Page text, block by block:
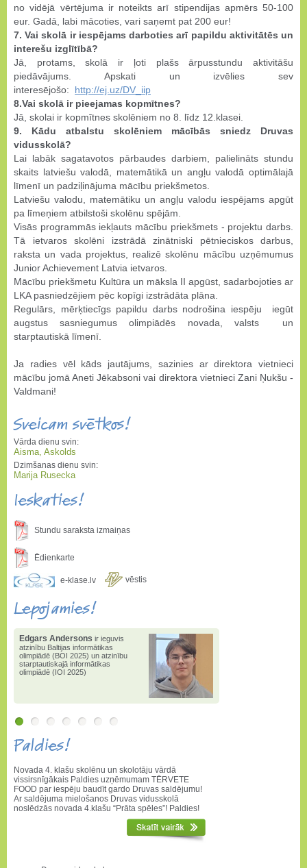
no vidējā vērtējuma ir noteikts arī stipendijas apmērs 50-100
eur. Gadā, labi mācoties, vari saņemt pat 200 eur!
7. Vai skolā ir iespējams darboties arī papildu aktivitātēs un
interešu izglītībā?
Jā, protams, skolā ir ļoti plašs ārpusstundu aktivitāšu
piedāvājums. Apskati un izvēlies sev
interesējošo: http://ej.uz/DV_iip
8.Vai skolā ir pieejamas kopmītnes?
Jā, skolai ir kopmītnes skolēniem no 8. līdz 12.klasei.
9. Kādu atbalstu skolēniem mācībās sniedz Druvas
vidusskolā?
Lai labāk sagatavotos pārbaudes darbiem, palielināts stundu
skaits latviešu valodā, matemātikā un angļu valodā optimālajā
līmenī un padziļinājuma mācību priekšmetos.
Latviešu valodu, matemātiku un angļu valodu iespējams apgūt
pa līmeņiem atbilstoši skolēnu spējām.
Visās programmās iekļauts mācību priekšmets - projektu darbs.
Tā ietvaros skolēni izstrādā zinātniski pētnieciskos darbus,
raksta un vada projektus, realizē skolēnu mācību uzņēmumus
Junior Achievement Latvia ietvaros.
Mācību priekšmetu Kultūra un māksla II apgūst, sadarbojoties ar
LKA pasniedzējiem pēc kopīgi izstrādāta plāna.
Regulārs, mērķtiecīgs papildu darbs nodrošina iespēju iegūt
augstus sasniegumus olimpiādēs novada, valsts un
starptautiskā līmenī.
Ja radies vēl kāds jautājums, sazinies ar direktora vietnieci
mācību jomā Aneti Jēkabsoni vai direktora vietnieci Zani Ņukšu -
Valdmani!
Sveicam svētkos!
Vārda dienu svin:
Aisma, Askolds
Dzimšanas dienu svin:
Marija Rusecka
Ieskaties!
Stundu saraksta izmaiņas
Ēdienkarte
e-klase.lv vēstis
Lepojamies!
Edgars Andersons ir ieguvis
atzinību Baltijas informātikas
olimpiādē (BOI 2025) un atzinību
starptautiskajā informātikas
olimpiādē (IOI 2025)
Paldies!
Novada 4. klašu skolēnu un skolotāju vārdā
vissirsnīgākais Paldies uzņēmumam TĒRVETE
FOOD par iespēju baudīt gardo Druvas saldējumu!
Ar saldējuma mielošanos Druvas vidusskolā
noslēdzās novada 4.klašu “Prāta spēles”! Paldies!